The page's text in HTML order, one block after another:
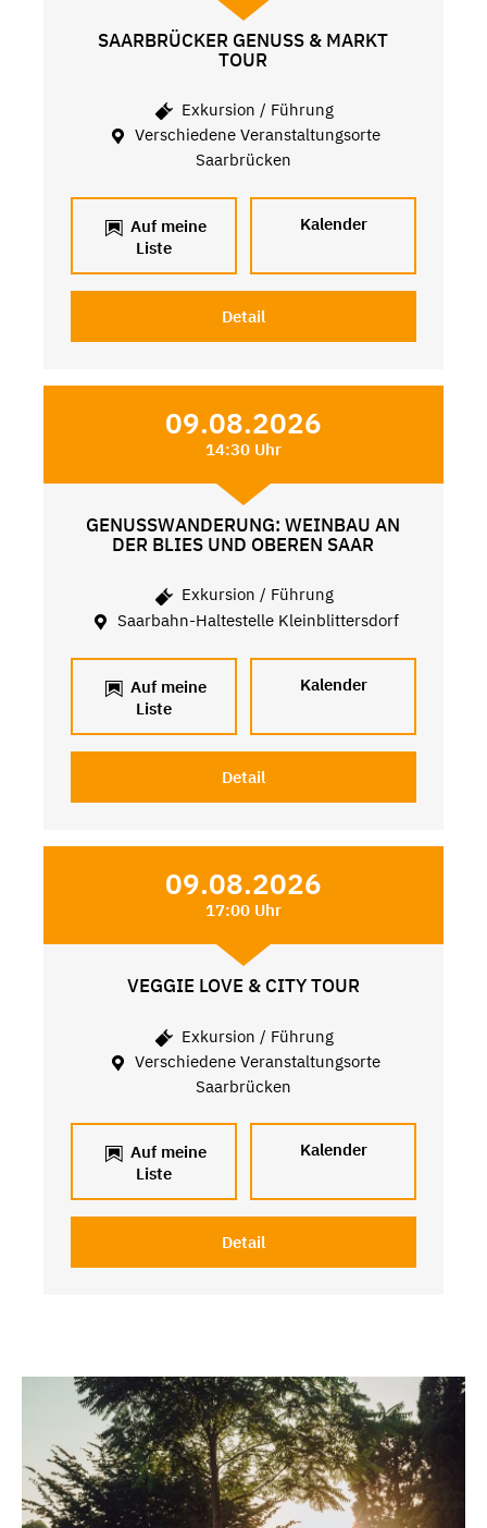
SAARBRÜCKER GENUSS & MARKT
TOUR
Exkursion / Führung
Verschiedene Veranstaltungsorte
Saarbrücken
Auf meine
Liste
Kalender
Detail
09.08.2026
14:30 Uhr
GENUSSWANDERUNG: WEINBAU AN
DER BLIES UND OBEREN SAAR
Exkursion / Führung
Saarbahn-Haltestelle Kleinblittersdorf
Auf meine
Liste
Kalender
Detail
09.08.2026
17:00 Uhr
VEGGIE LOVE & CITY TOUR
Exkursion / Führung
Verschiedene Veranstaltungsorte
Saarbrücken
Auf meine
Liste
Kalender
Detail